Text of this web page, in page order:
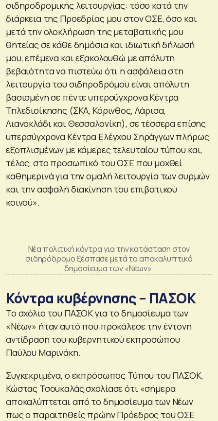
σιδηροδρομικής λειτουργίας: τόσο κατά την
διάρκεια της Προεδρίας μου στον ΟΣΕ, όσο και
μετά την ολοκλήρωση της μεταβατικής μου
θητείας σε κάθε δημόσια και ιδιωτική δήλωσή
μου, επέμενα και εξακολουθώ με απόλυτη
βεβαιότητα να πιστεύω ότι η ασφάλεια στη
λειτουργία του σιδηροδρόμου είναι απόλυτη
βασισμένη σε πέντε υπερσύγχρονα Κέντρα
Τηλεδιοίκησης (ΣΚΑ, Κόρινθος, Λάρισα,
Λιανοκλάδι και Θεσσαλονίκη), σε τέσσερα επίσης
υπερσύγχρονα Κέντρα Ελέγχου Σηράγγων πλήρως
εξοπλισμένων με κάμερες τελευταίου τύπου και,
τέλος, στο προσωπικό του ΟΣΕ που μοχθεί
καθημερινά για την ομαλή λειτουργία των συρμών
και την ασφαλή διακίνηση του επιβατικού
κοινού».
Νέα πολιτική κόντρα για την κατάσταση στον
σιδηρόδρομο ξέσπασε μετά το αποκαλυπτικό
δημοσίευμα των «Νέων».
Κόντρα κυβέρνησης – ΠΑΣΟΚ
Το σχόλιο του ΠΑΣΟΚ για το δημοσίευμα των
«Νέων» ήταν αυτό που προκάλεσε την έντονη
αντίδραση του κυβερνητικού εκπροσώπου
Παύλου Μαρινάκη.
Συγκεκριμένα, ο εκπρόσωπος Τύπου του ΠΑΣΟΚ,
Κώστας Τσουκαλάς σχολίασε ότι «σήμερα
αποκαλύπτεται από το δημοσίευμα των Νέων
πως ο παραιτηθείς πρώην Πρόεδρος του ΟΣΕ